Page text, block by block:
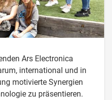
Ars Electronica
international und in
motivierte Synergien
zu präsentieren.